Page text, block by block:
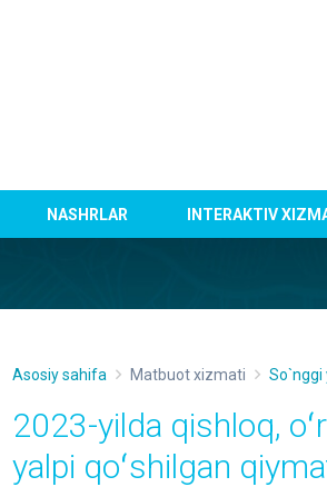
NASHRLAR INTERAKTIV
Asosiy sahifa Matbuot xizmati So`nggi
2023-yilda qishloq,
yalpi qoʻshilgan